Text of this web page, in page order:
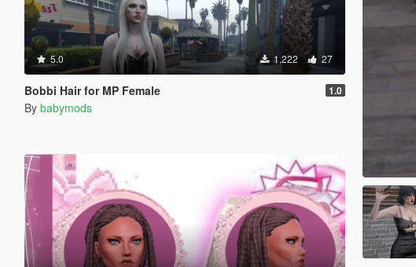
5.0 1,222 27
Bobbi Hair for MP Female 1.0
By babymods